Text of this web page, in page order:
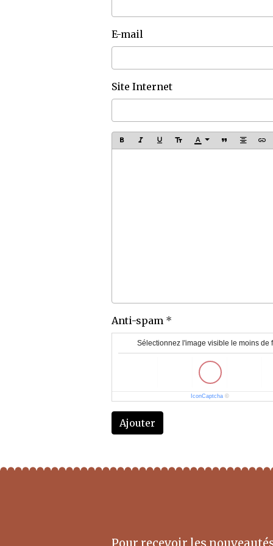
E-mail
Site Internet
Anti-spam
Sélectionnez l'image visible le moins de
IconCaptcha ©
Ajouter